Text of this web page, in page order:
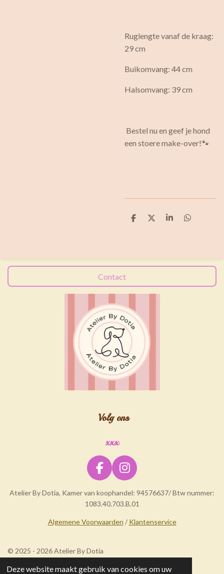
Deze website maakt gebruik van cookies om uw
Ruglengte vanaf de kraag:
29 cm
Buikomvang: 44 cm
Halsomvang: 39 cm
Bestel nu en geef je hond
een stoere make-over!🐾
D
D
S
D
Contact
Volg ons
xxx
F
c
e
b
k
I
s
t
a
a
m
Atelier By Dotia, Kamer van koophandel: 94576637/ Btw nummer:
1083.40.703.B.01
Algemene Voorwaarden / Klantenservice
© 2025 - 2026 Atelier By Dotia